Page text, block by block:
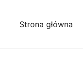
Strona główna